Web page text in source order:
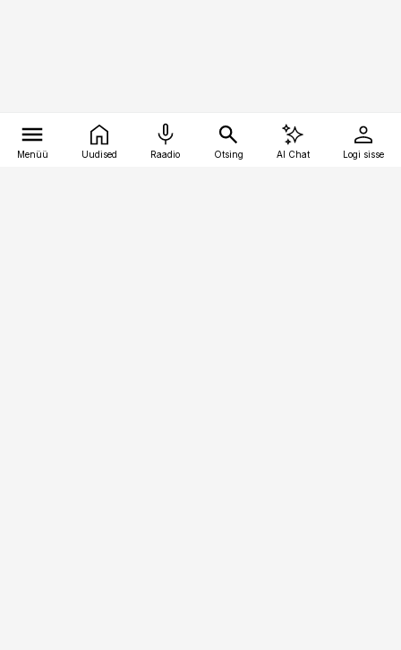
Menüü Uudised Raadio Otsing AI Chat Logi sisse